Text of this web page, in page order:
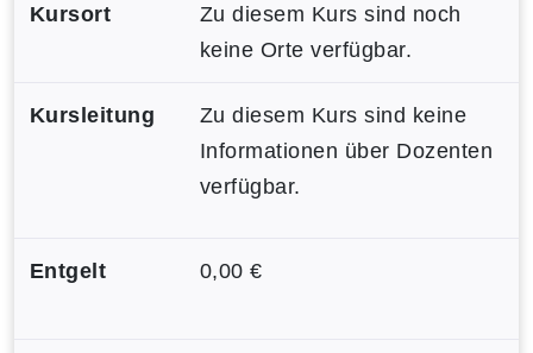
Kursort
Zu diesem Kurs sind noch
keine Orte verfügbar.
Kursleitung
Zu diesem Kurs sind keine
Informationen über Dozenten
verfügbar.
Entgelt 0,00 €